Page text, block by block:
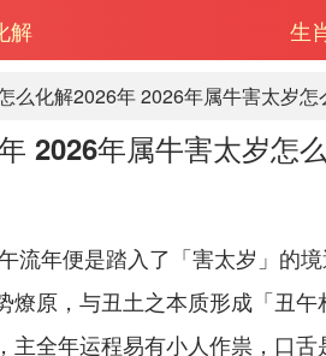
解 生
么化解2026年 2026年属牛害太岁怎
2026年属牛害太岁怎
流年便是踏入了「害太岁」的
原，与丑土之本质形成「丑午
主全年运程易有小人作祟，口舌